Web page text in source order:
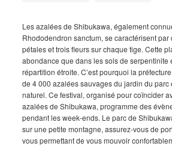
Les azalées de Shibukawa, également
Rhododendron sanctum, se caractérisent par
pétales et trois fleurs sur chaque tige. Cette
abondance que dans les sols de serpentinite
répartition étroite. C’est pourquoi la
de 4 000 azalées sauvages du jardin du parc
naturel. Ce festival, organisé pour coïncider
azalées de Shibukawa, programme des
pendant les week-ends. Le parc de
sur une petite montagne, assurez-vous de
vous permettant de vous mouvoir